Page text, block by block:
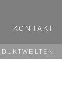
KONTAKT